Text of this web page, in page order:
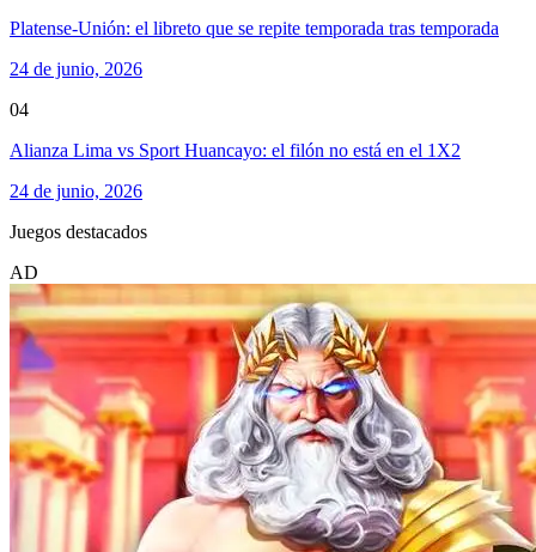
Platense-Unión: el libreto que se repite temporada tras temporada
24 de junio, 2026
04
Alianza Lima vs Sport Huancayo: el filón no está en el 1X2
24 de junio, 2026
Juegos destacados
AD